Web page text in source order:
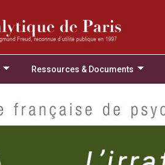
Ressources & Documents